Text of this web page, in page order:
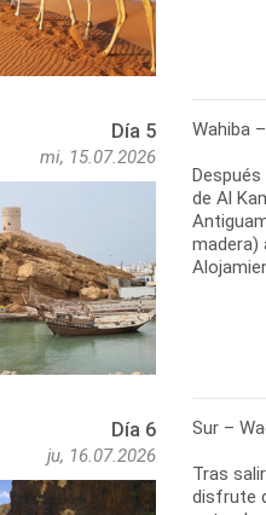
Día 5
mi, 15.07.2026
Wahiba
de Al
madera)
Día 6
ju, 16.07.2026
Sur –
Tras
disfrute